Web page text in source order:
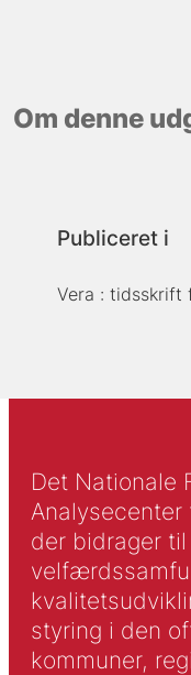
Om denne
Publiceret i
Vera :
Det Nationale
der bidrager
styring i den
kommuner,